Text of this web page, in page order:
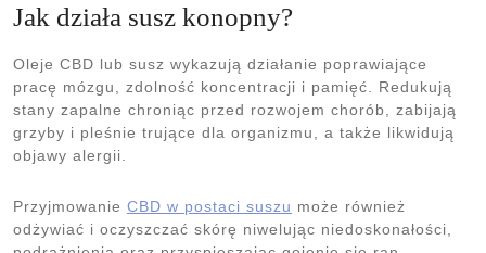
Jak działa susz konopny?
Oleje CBD lub susz wykazują działanie poprawiające
pracę mózgu, zdolność koncentracji i pamięć. Redukują
stany zapalne chroniąc przed rozwojem chorób, zabijają
grzyby i pleśnie trujące dla organizmu, a także likwidują
objawy alergii.
Przyjmowanie CBD w postaci suszu może również
odżywiać i oczyszczać skórę niwelując niedoskonałości,